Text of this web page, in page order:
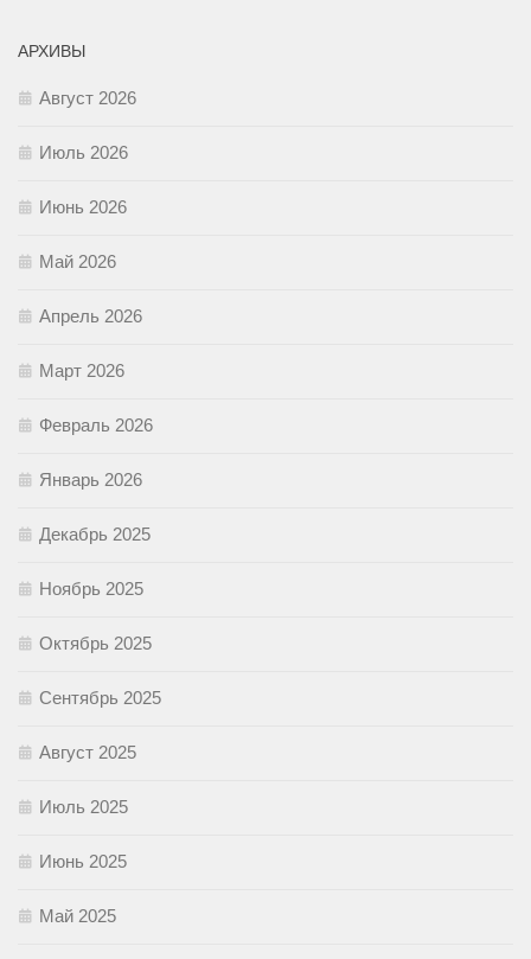
АРХИВЫ
Август 2026
Июль 2026
Июнь 2026
Май 2026
Апрель 2026
Март 2026
Февраль 2026
Январь 2026
Декабрь 2025
Ноябрь 2025
Октябрь 2025
Сентябрь 2025
Август 2025
Июль 2025
Июнь 2025
Май 2025